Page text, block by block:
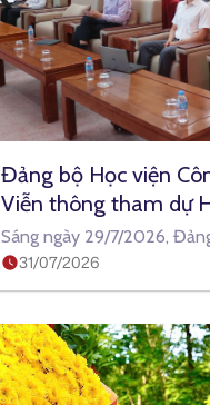
Đảng bộ Học viện
Viễn thông tham dự
quán triệt Nghị quyết
3 khóa XIV
31/07/2026
Sáng ngày 29/7/2026,
Bưu chính Viễn thông (PTIT)